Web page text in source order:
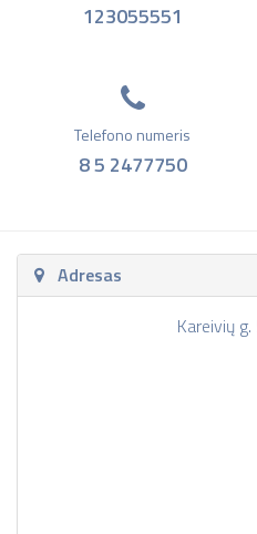
123055551
Telefono numeris
8 5 2477750
Adresas
Kareivių